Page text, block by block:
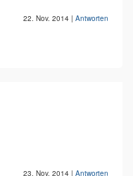
22. Nov. 2014 | Antworten
23. Nov. 2014 | Antworten